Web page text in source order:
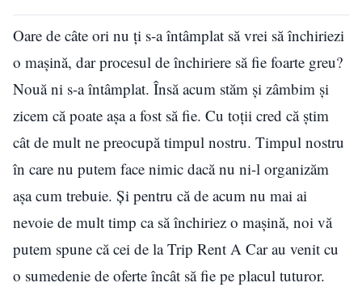
Oare de câte ori nu ți s-a întâmplat să vrei să închiriezi
o mașină, dar procesul de închiriere să fie foarte greu?
Nouă ni s-a întâmplat. Însă acum stăm și zâmbim și
zicem că poate așa a fost să fie. Cu toții cred că știm
cât de mult ne preocupă timpul nostru. Timpul nostru
în care nu putem face nimic dacă nu ni-l organizăm
aşa cum trebuie. Şi pentru că de acum nu mai ai
nevoie de mult timp ca să închiriez o maşină, noi vă
putem spune că cei de la Trip Rent A Car au venit cu
o sumedenie de oferte încât să fie pe placul tuturor.